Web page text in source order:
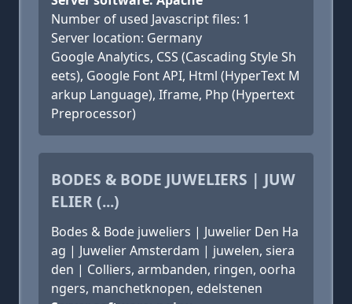
Number of used Javascript files: 1
Server location: Germany
Google Analytics, CSS (Cascading Style Sh
eets), Google Font API, Html (HyperText M
arkup Language), Iframe, Php (Hypertext
Preprocessor)
BODES & BODE JUWELIERS | JUW
ELIER (...)
Bodes & Bode juweliers | Juwelier Den Ha
ag | Juwelier Amsterdam | juwelen, siera
den | Colliers, armbanden, ringen, oorha
ngers, manchetknopen, edelstenen